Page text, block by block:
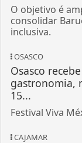
O objetivo é
consolidar
inclusiva.
OSASCO
Osasco
gastronomia,
15...
Festival Viva
CAJAMAR